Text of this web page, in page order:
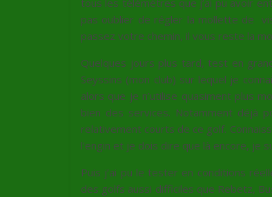
tous les télémètres que j’ai pu avoir
pas oublier de régler la mollette de
passez votre chemin, il vous reste la
Quelques jours plus tard, test en
Seyssins (mon club) sur lequel je
alors que je n’utilise quasiment plus
bien des services. Notamment déjà
relativement courts de ce golf.
l’engin et je dois dire que là encore, je
Puis j’ai pu le tester en conditions
des golfs aussi difficiles que Rebetz,